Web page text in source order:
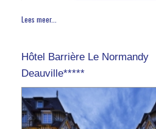
Lees meer...
Hôtel Barrière Le Normandy
Deauville*****